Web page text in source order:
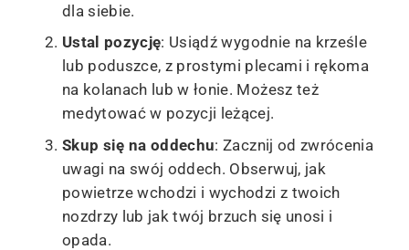
dla siebie.
Ustal pozycję: Usiądź wygodnie na krześle
lub poduszce, z prostymi plecami i rękoma
na kolanach lub w łonie. Możesz też
medytować w pozycji leżącej.
Skup się na oddechu: Zacznij od zwrócenia
uwagi na swój oddech. Obserwuj, jak
powietrze wchodzi i wychodzi z twoich
nozdrzy lub jak twój brzuch się unosi i
opada.